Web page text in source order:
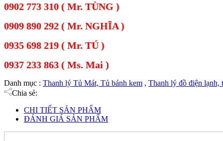
0902 773 310 ( Mr. TÙNG )
0909 890 292 ( Mr. NGHĨA )
0935 698 219 ( Mr. TÚ )
0937 233 863 ( Ms. Mai )
Danh mục : Thanh lý Tủ Mát, Tủ bánh kem , Thanh lý đồ điện lạnh,
Chia sẻ:
CHI TIẾT SẢN PHẨM
ĐÁNH GIÁ SẢN PHẨM